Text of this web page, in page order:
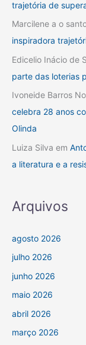
trajetória de
Marcilene a o
inspiradora
Edicelio Inácio de
parte das loterias
Ivoneide Barros
celebra 28 anos
Olinda
Luiza Silva em
a literatura e a
Arquivos
agosto 2026
julho 2026
junho 2026
maio 2026
abril 2026
março 2026